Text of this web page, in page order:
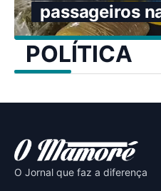
passageiros
POLÍTICA
O Jornal que faz a diferença